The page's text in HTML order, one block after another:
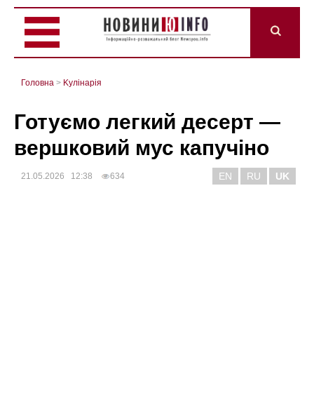
Головна > Kулінарія
Готуємо легкий десерт —
вершковий мус капучіно
21.05.2026 12:38 634 EN RU UK